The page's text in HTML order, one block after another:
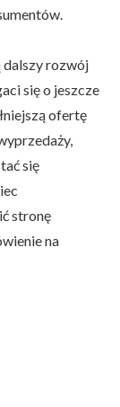
dalszy rozwój
się o jeszcze
ofertę
się
stronę
na